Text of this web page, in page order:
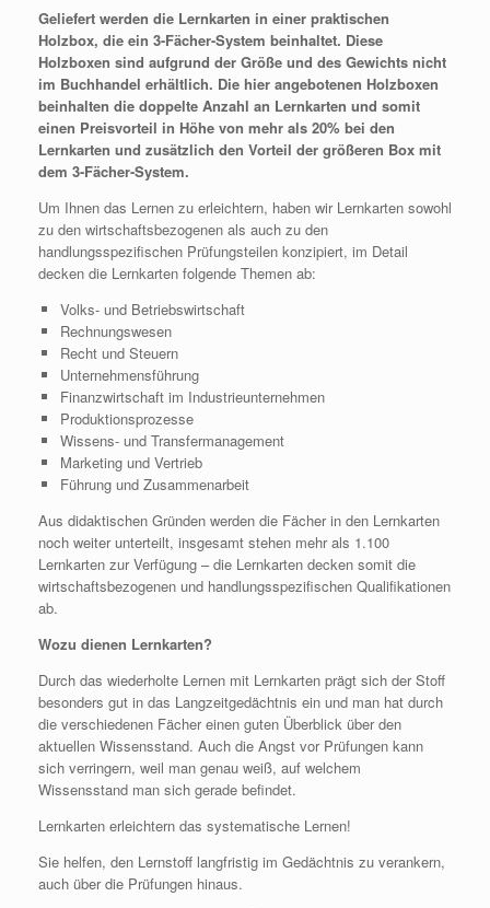
Geliefert werden die Lernkarten in einer praktischen
Holzbox, die ein 3-Fächer-System beinhaltet. Diese
Holzboxen sind aufgrund der Größe und des Gewichts nicht
im Buchhandel erhältlich. Die hier angebotenen Holzboxen
beinhalten die doppelte Anzahl an Lernkarten und somit
einen Preisvorteil in Höhe von mehr als 20% bei den
Lernkarten und zusätzlich den Vorteil der größeren Box mit
dem 3-Fächer-System.
Um Ihnen das Lernen zu erleichtern, haben wir Lernkarten sowohl
zu den wirtschaftsbezogenen als auch zu den
handlungsspezifischen Prüfungsteilen konzipiert, im Detail
decken die Lernkarten folgende Themen ab:
Volks- und Betriebswirtschaft
Rechnungswesen
Recht und Steuern
Unternehmensführung
Finanzwirtschaft im Industrieunternehmen
Produktionsprozesse
Wissens- und Transfermanagement
Marketing und Vertrieb
Führung und Zusammenarbeit
Aus didaktischen Gründen werden die Fächer in den Lernkarten
noch weiter unterteilt, insgesamt stehen mehr als 1.100
Lernkarten zur Verfügung – die Lernkarten decken somit die
wirtschaftsbezogenen und handlungsspezifischen Qualifikationen
ab.
Wozu dienen Lernkarten?
Durch das wiederholte Lernen mit Lernkarten prägt sich der Stoff
besonders gut in das Langzeitgedächtnis ein und man hat durch
die verschiedenen Fächer einen guten Überblick über den
aktuellen Wissensstand. Auch die Angst vor Prüfungen kann
sich verringern, weil man genau weiß, auf welchem
Wissensstand man sich gerade befindet.
Lernkarten erleichtern das systematische Lernen!
Sie helfen, den Lernstoff langfristig im Gedächtnis zu verankern,
auch über die Prüfungen hinaus.